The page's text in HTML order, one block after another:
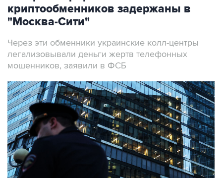
криптообменников задержаны в
"Москва-Сити"
Через эти обменники украинские колл-центры
легализовывали деньги жертв телефонных
мошенников, заявили в ФСБ